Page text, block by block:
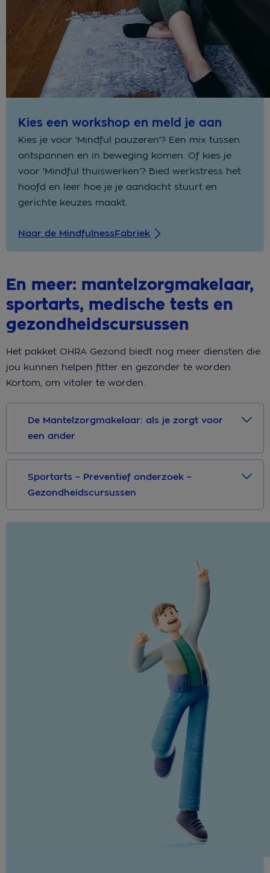
Kies een workshop en meld je aan
Kies je voor ‘Mindful pauzeren’? Een mix tussen
ontspannen en in beweging komen. Of kies je
voor 'Mindful thuiswerken’? Bied werkstress het
hoofd en leer hoe je je aandacht stuurt en
gerichte keuzes maakt.
Naar de MindfulnessFabriek
En meer: mantelzorgmakelaar,
sportarts, medische tests en
gezondheidscursussen
Het pakket OHRA Gezond biedt nog meer diensten die
jou kunnen helpen fitter en gezonder te worden.
Kortom, om vitaler te worden.
De Mantelzorgmakelaar: als je zorgt voor
een ander
Sportarts – Preventief onderzoek –
Gezondheidscursussen